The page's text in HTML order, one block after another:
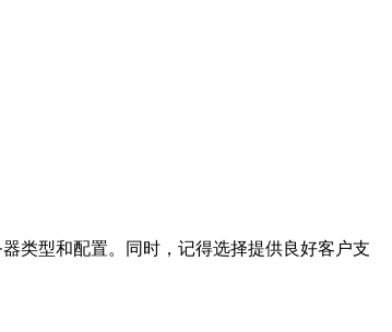
类型和配置。同时，记得选择提供良好客户支